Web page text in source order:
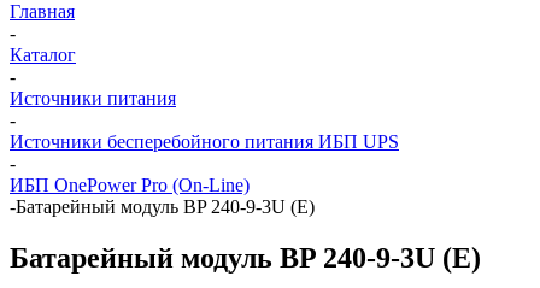
Главная
-
Каталог
-
Источники питания
-
Источники бесперебойного питания ИБП UPS
-
ИБП OnePower Pro (On-Line)
-Батарейный модуль BP 240-9-3U (E)
Батарейный модуль BP 240-9-3U (E)